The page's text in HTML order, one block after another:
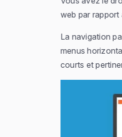
web par rapport
La navigation
menus
courts et